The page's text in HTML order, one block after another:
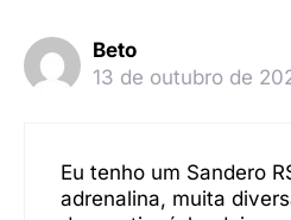
Beto
13 de outubro de
Eu tenho um Sandero
adrenalina, muita